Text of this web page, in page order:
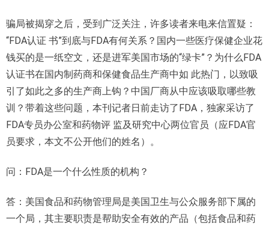
骗局被揭穿之后，受到广泛关注，许多读者来电来信置疑：
“FDA认证 书”到底与FDA有何关系？国内一些医疗保健企业花
钱买的是一纸空文，还是进军美国市场的“绿卡”？为什么FDA
认证书在国内制药商和保健食品生产商中如 此热门，以致吸
引了如此之多的生产商上钩？中国厂商从中应该吸取哪些教
训？带着这些问题，本刊记者日前走访了FDA，独家采访了
FDA专员办公室和药物评 监及研究中心两位官员（应FDA官
员要求，本文不公开他们的姓名）。
问：FDA是一个什么性质的机构？
答：美国食品和药物管理局是美国卫生与公众服务部下属的
一个局，其主要职责是帮助安全有效的产品（包括食品和药